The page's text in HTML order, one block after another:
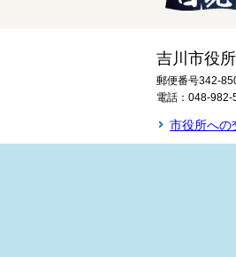
吉川市役所
郵便番号342-
電話：048-
市役所への